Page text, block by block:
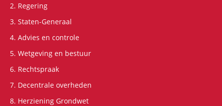
2. Regering
3. Staten-Generaal
4. Advies en controle
5. Wetgeving en bestuur
6. Rechtspraak
7. Decentrale overheden
8. Herziening Grondwet